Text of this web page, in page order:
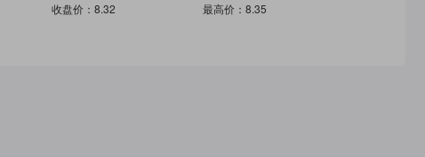
收盘价： 8.32 最高价： 8.35